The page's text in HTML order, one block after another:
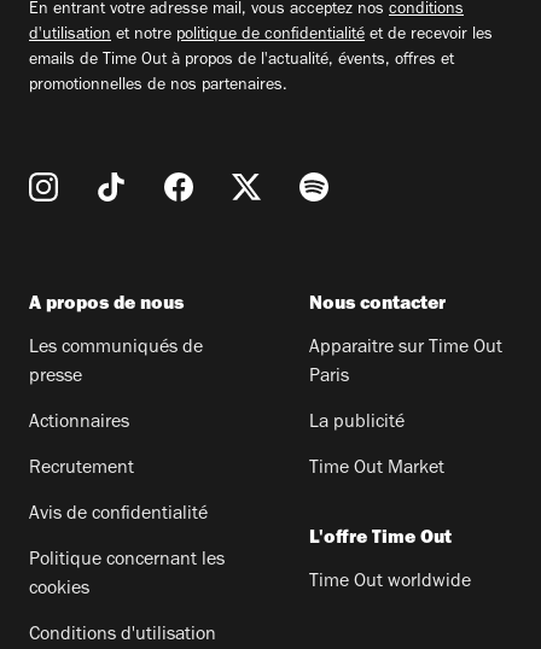
En entrant votre adresse mail, vous acceptez nos conditions
d'utilisation et notre politique de confidentialité et de recevoir les
emails de Time Out à propos de l'actualité, évents, offres et
promotionnelles de nos partenaires.
A propos de nous
Les communiqués de
presse
Actionnaires
Recrutement
Avis de confidentialité
Politique concernant les
cookies
Conditions d'utilisation
Nous contacter
Apparaitre sur Time Out
Paris
La publicité
Time Out Market
L'offre Time Out
Time Out worldwide